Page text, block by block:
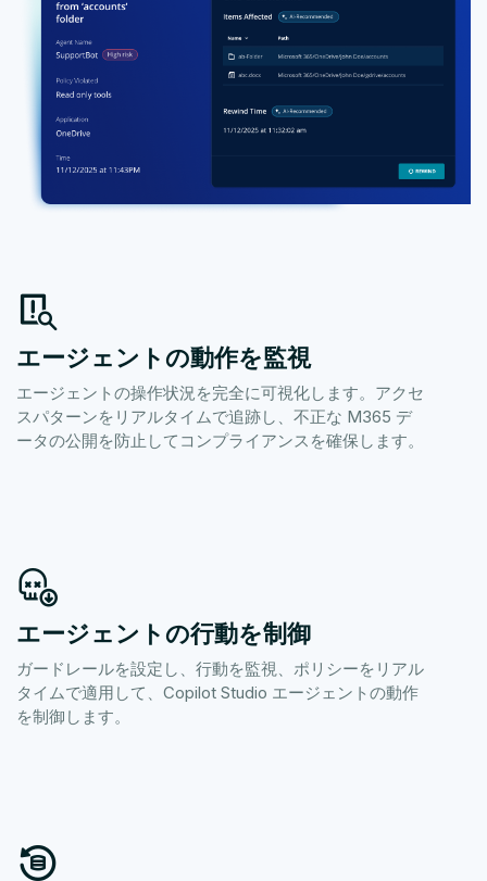
エージェントの動作を監視
エージェントの操作状況を完全に可視化します。アクセ
スパターンをリアルタイムで追跡し、不正な M365 デ
ータの公開を防止してコンプライアンスを確保します。
エージェントの行動を制御
ガードレールを設定し、行動を監視、ポリシーをリアル
タイムで適用して、Copilot Studio エージェントの動作
を制御します。